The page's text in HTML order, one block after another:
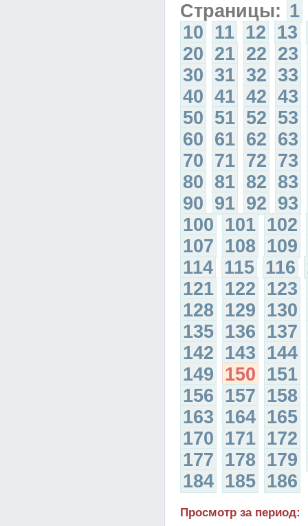
Страницы: 1
10 11 12 13
20 21 22 23
30 31 32 33
40 41 42 43
50 51 52 53
60 61 62 63
70 71 72 73
80 81 82 83
90 91 92 93
100 101 102
107 108 109
114 115 116
121 122 123
128 129 130
135 136 137
142 143 144
149 150 151
156 157 158
163 164 165
170 171 172
177 178 179
184 185 186
Просмотр за период: